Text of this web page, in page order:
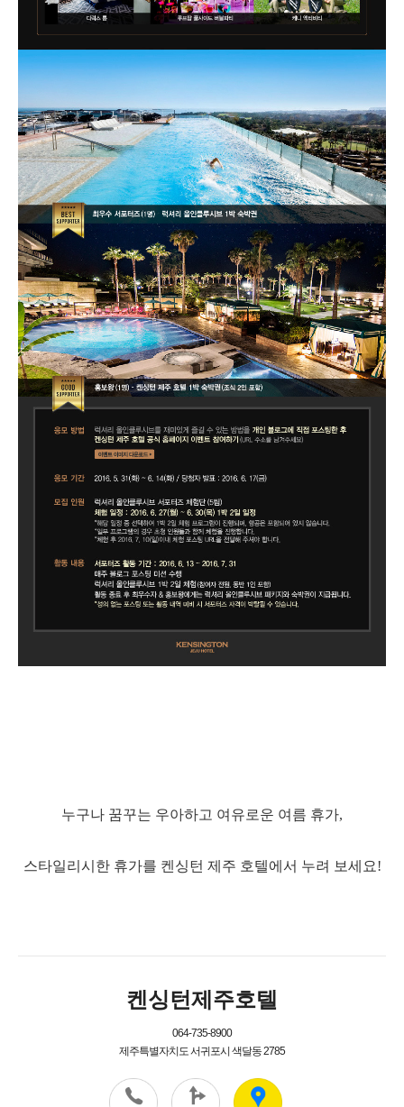
누구나 꿈꾸는 우아하고 여유로운 여름 휴가,
스타일리시한 휴가를 켄싱턴 제주 호텔에서 누려 보세요!